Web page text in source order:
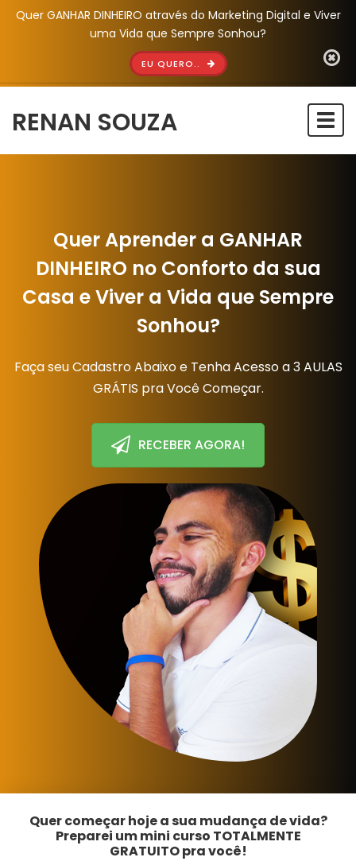
Quer GANHAR DINHEIRO através do Marketing Digital e Viver
uma Vida que Sempre Sonhou?
EU QUERO..
RENAN SOUZA
Quer Aprender a GANHAR
DINHEIRO no Conforto da sua
Casa e Viver a Vida que Sempre
Sonhou?
Faça seu Cadastro Abaixo e Tenha Acesso a 3 AULAS
GRÁTIS pra Você Começar.
RECEBER AGORA!
Quer começar hoje a sua mudança de vida?
Preparei um mini curso TOTALMENTE
GRATUITO pra você!